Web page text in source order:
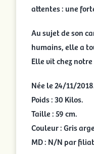
attentes : une
Au sujet de son
humains, elle a
Elle vit chez
Née le 24/11/
Poids : 30 Kilos.
Taille : 59 cm.
Couleur : Gris
MD : N/N par